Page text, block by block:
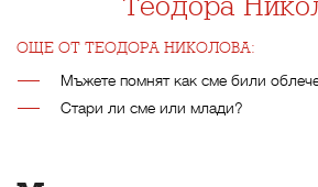
ОЩЕ ОТ ТЕОДОРА НИКОЛОВА:
Мъжете помнят как сме били
Стари ли сме или млади?